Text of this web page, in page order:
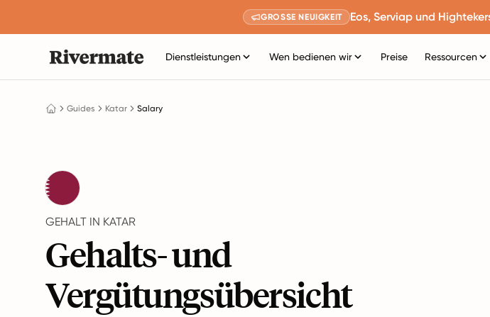
GROSSE NEUIGKEIT Eos, Serviap und
Dienstleistungen Wen bedienen wir Preise Ressourcen
Guides Katar Salary
GEHALT IN KATAR
Gehalts- und
Vergütungsübersicht